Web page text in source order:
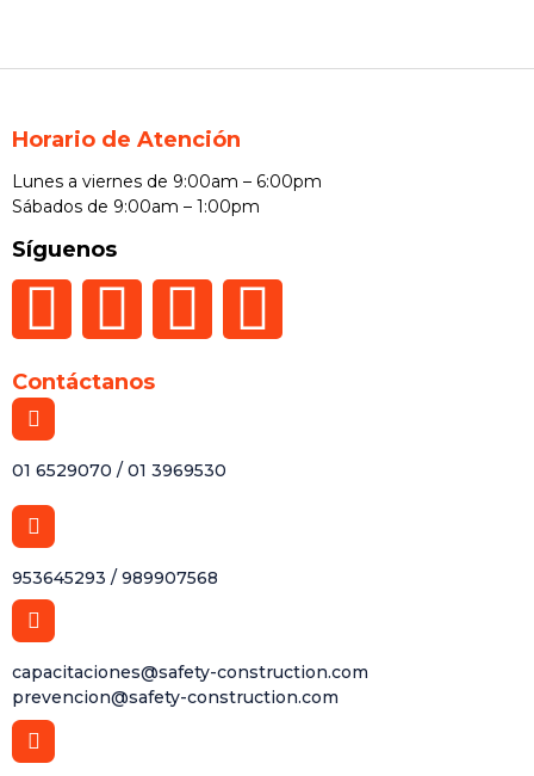
Horario de Atención
Lunes a viernes de 9:00am – 6:00pm
Sábados de 9:00am – 1:00pm
Síguenos
Contáctanos
01 6529070 / 01 3969530
953645293 / 989907568
capacitaciones@safety-construction.com
prevencion@safety-construction.com